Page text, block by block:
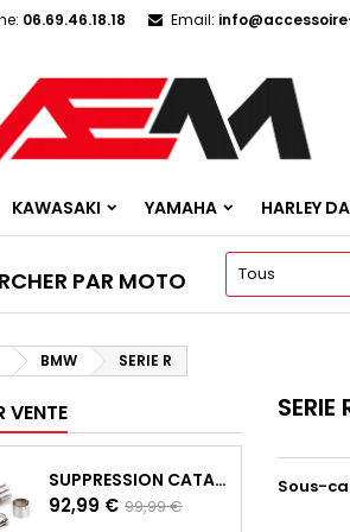
06.69.46.18.18 Email:
KAWASAKI YAMAHA HARLEY
PAR MOTO
BMW SERIE R
VENTE
SUPPRESSION CATALYSEUR EN INOX POUR KAWASAKI Z900 A2, Z900E ET Z900 (2017 - 2024)
Prix
92,99 € Prix
99,99 €
SERIE
Sous-